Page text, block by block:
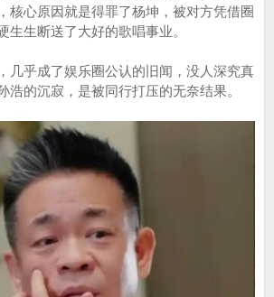
核心原因就是得罪了杨坤，被对方凭借圈
生生断送了大好的歌唱事业。
几乎成了娱乐圈公认的旧闻，没人深究真
浩的沉寂，是被同行打压的无奈结果。